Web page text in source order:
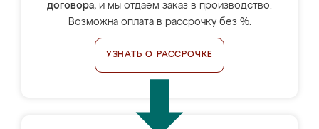
договора, и мы отдаём заказ в производство.
Возможна оплата в рассрочку без %.
УЗНАТЬ О РАССРОЧКЕ